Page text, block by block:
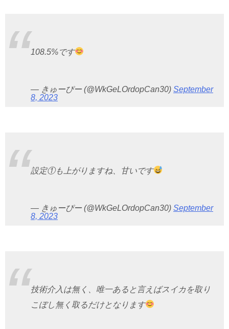
108.5%です
— きゅーぴー (@WkGeLOrdopCan30) September
8, 2023
設定①も上がりますね、甘いです
— きゅーぴー (@WkGeLOrdopCan30) September
8, 2023
技術介入は無く、唯一あると言えばスイカを取り
こぼし無く取るだけとなります